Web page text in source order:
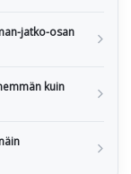
jatko-osan
kuin